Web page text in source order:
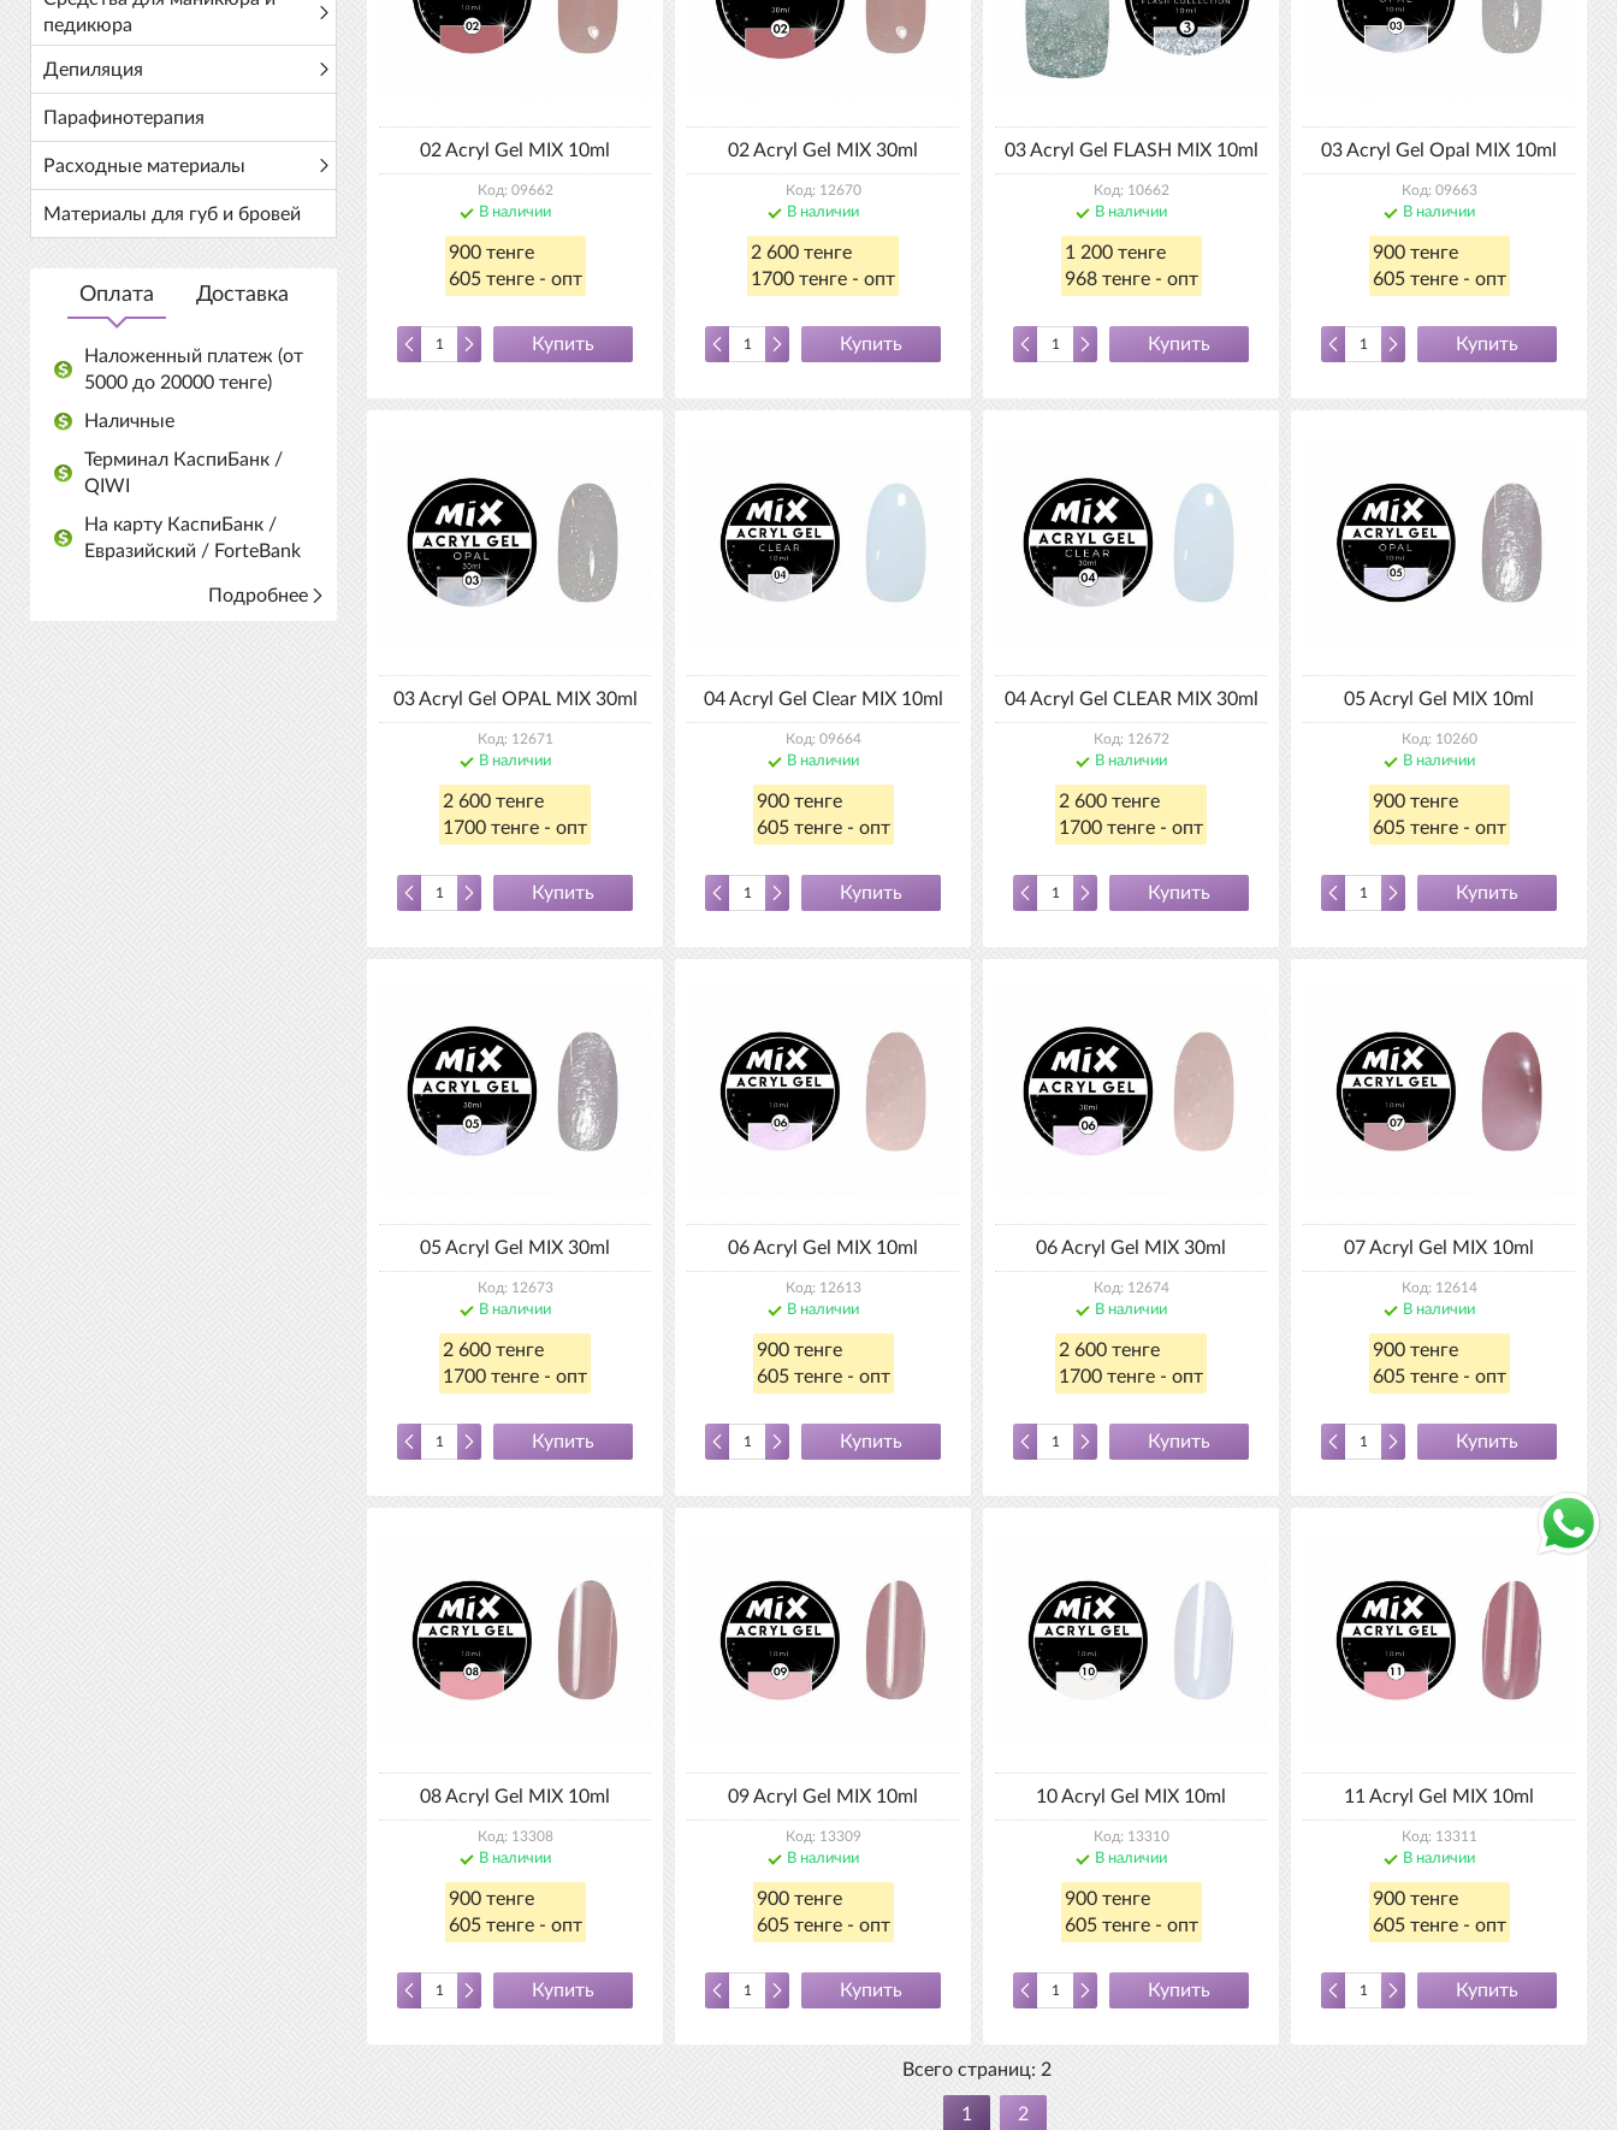
педикюра
Депиляция
Парафинотерапия
Расходные материалы
Материалы для губ и бровей
Оплата Доставка
Наложенный платеж (от
5000 до 20000 тенге)
Наличные
Терминал КаспиБанк /
QIWI
На карту КаспиБанк /
Евразийский / ForteBank
Подробнее
02 Acryl Gel MIX 10ml
Код: 09662
В наличии
900 тенге
605 тенге - опт
Купить
02 Acryl Gel MIX 30ml
Код: 12670
В наличии
2 600 тенге
1700 тенге - опт
Купить
03 Acryl Gel FLASH MIX 10ml
Код: 10662
В наличии
1 200 тенге
968 тенге - опт
Купить
03 Acryl Gel Opal MIX 10ml
Код: 09663
В наличии
900 тенге
605 тенге - опт
Купить
03 Acryl Gel OPAL MIX 30ml
Код: 12671
В наличии
2 600 тенге
1700 тенге - опт
Купить
04 Acryl Gel Clear MIX 10ml
Код: 09664
В наличии
900 тенге
605 тенге - опт
Купить
04 Acryl Gel CLEAR MIX 30ml
Код: 12672
В наличии
2 600 тенге
1700 тенге - опт
Купить
05 Acryl Gel MIX 10ml
Код: 10260
В наличии
900 тенге
605 тенге - опт
Купить
05 Acryl Gel MIX 30ml
Код: 12673
В наличии
2 600 тенге
1700 тенге - опт
Купить
06 Acryl Gel MIX 10ml
Код: 12613
В наличии
900 тенге
605 тенге - опт
Купить
06 Acryl Gel MIX 30ml
Код: 12674
В наличии
2 600 тенге
1700 тенге - опт
Купить
07 Acryl Gel MIX 10ml
Код: 12614
В наличии
900 тенге
605 тенге - опт
Купить
08 Acryl Gel MIX 10ml
Код: 13308
В наличии
900 тенге
605 тенге - опт
Купить
09 Acryl Gel MIX 10ml
Код: 13309
В наличии
900 тенге
605 тенге - опт
Купить
10 Acryl Gel MIX 10ml
Код: 13310
В наличии
900 тенге
605 тенге - опт
Купить
11 Acryl Gel MIX 10ml
Код: 13311
В наличии
900 тенге
605 тенге - опт
Купить
Всего страниц: 2
1 2